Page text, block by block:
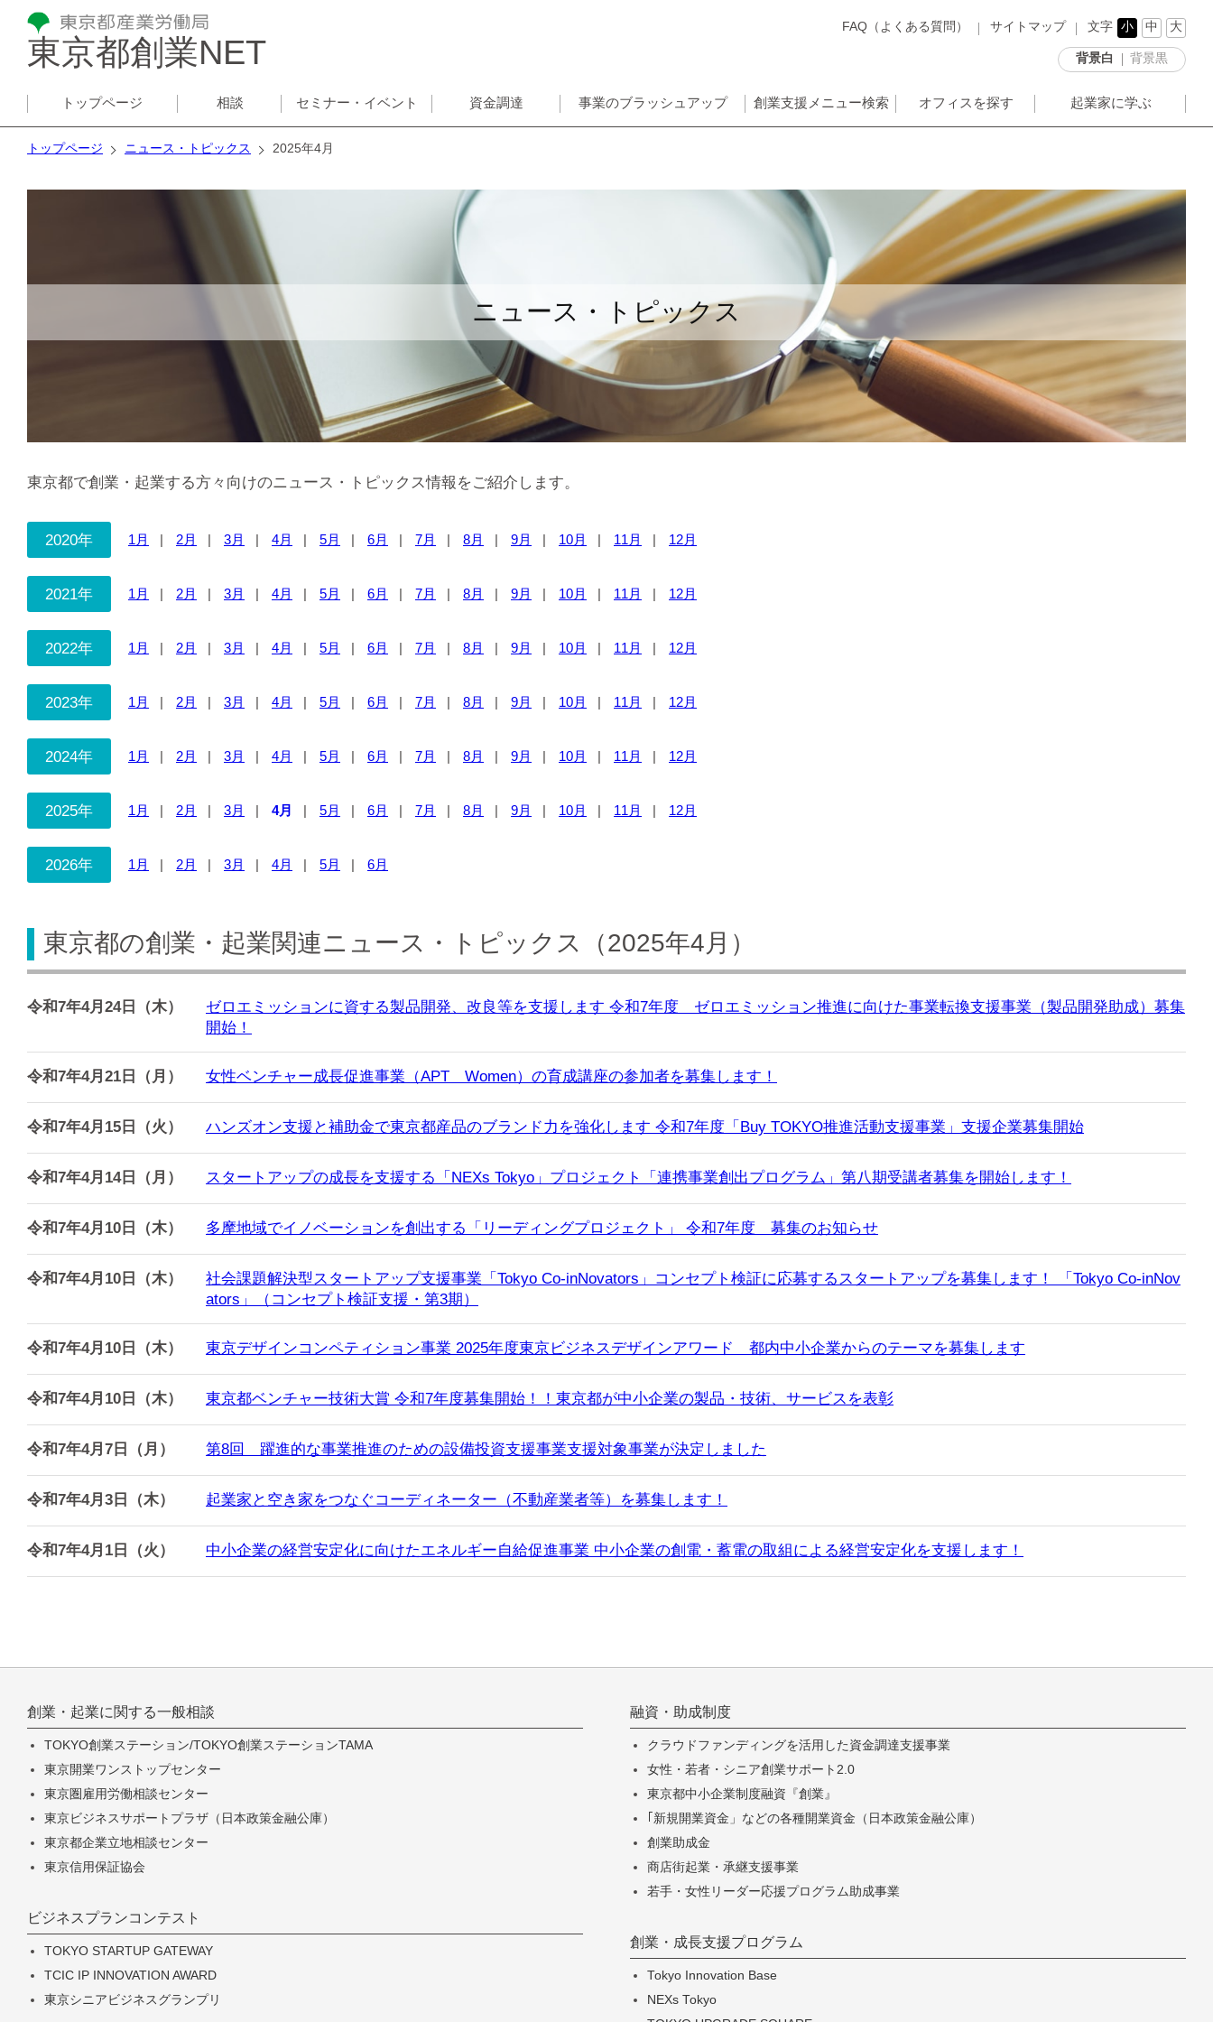
東京都創業NET
FAQ（よくある質問） サイトマップ 文字 小 中 大
背景白 背景黒
トップページ 相談 セミナー・イベント 資金調達 事業のブラッシュアップ 創業支援メニュー検索 オフィスを探す 起業家に学ぶ
トップページ ニュース・トピックス 2025年4月
ニュース・トピックス
東京都で創業・起業する方々向けのニュース・トピックス情報をご紹介します。
2020年 1月 2月 3月 4月 5月 6月 7月 8月 9月 10月 11月 12月
2021年 1月 2月 3月 4月 5月 6月 7月 8月 9月 10月 11月 12月
2022年 1月 2月 3月 4月 5月 6月 7月 8月 9月 10月 11月 12月
2023年 1月 2月 3月 4月 5月 6月 7月 8月 9月 10月 11月 12月
2024年 1月 2月 3月 4月 5月 6月 7月 8月 9月 10月 11月 12月
2025年 1月 2月 3月 4月 5月 6月 7月 8月 9月 10月 11月 12月
2026年 1月 2月 3月 4月 5月 6月
東京都の創業・起業関連ニュース・トピックス（2025年4月）
令和7年4月24日（木）
ゼロエミッションに資する製品開発、改良等を支援します 令和7年度 ゼロエミッション推進に向けた事業転換支援事業（製品開発助成）募集
開始！
令和7年4月21日（月） 女性ベンチャー成長促進事業（APT Women）の育成講座の参加者を募集します！
令和7年4月15日（火） ハンズオン支援と補助金で東京都産品のブランド力を強化します 令和7年度「Buy TOKYO推進活動支援事業」支援企業募集開始
令和7年4月14日（月） スタートアップの成長を支援する「NEXs Tokyo」プロジェクト「連携事業創出プログラム」第八期受講者募集を開始します！
令和7年4月10日（木） 多摩地域でイノベーションを創出する「リーディングプロジェクト」 令和7年度 募集のお知らせ
令和7年4月10日（木）
社会課題解決型スタートアップ支援事業「Tokyo Co-inNovators」コンセプト検証に応募するスタートアップを募集します！ 「Tokyo Co-inNov
ators」（コンセプト検証支援・第3期）
令和7年4月10日（木） 東京デザインコンペティション事業 2025年度東京ビジネスデザインアワード 都内中小企業からのテーマを募集します
令和7年4月10日（木） 東京都ベンチャー技術大賞 令和7年度募集開始！！東京都が中小企業の製品・技術、サービスを表彰
令和7年4月7日（月） 第8回 躍進的な事業推進のための設備投資支援事業支援対象事業が決定しました
令和7年4月3日（木） 起業家と空き家をつなぐコーディネーター（不動産業者等）を募集します！
令和7年4月1日（火） 中小企業の経営安定化に向けたエネルギー自給促進事業 中小企業の創電・蓄電の取組による経営安定化を支援します！
創業・起業に関する一般相談
TOKYO創業ステーション/TOKYO創業ステーションTAMA
東京開業ワンストップセンター
東京圏雇用労働相談センター
東京ビジネスサポートプラザ（日本政策金融公庫）
東京都企業立地相談センター
東京信用保証協会
ビジネスプランコンテスト
TOKYO STARTUP GATEWAY
TCIC IP INNOVATION AWARD
東京シニアビジネスグランプリ
融資・助成制度
クラウドファンディングを活用した資金調達支援事業
女性・若者・シニア創業サポート2.0
東京都中小企業制度融資『創業』
｢新規開業資金」などの各種開業資金（日本政策金融公庫）
創業助成金
商店街起業・承継支援事業
若手・女性リーダー応援プログラム助成事業
創業・成長支援プログラム
Tokyo Innovation Base
NEXs Tokyo